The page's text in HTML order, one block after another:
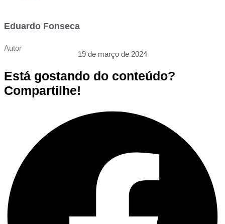
Eduardo Fonseca
Autor
19 de março de 2024
Está gostando do conteúdo?
Compartilhe!